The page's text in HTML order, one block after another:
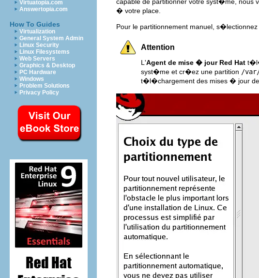
Virtuatopia.com
Answertopia.com
How To Guides
Virtualization
General System Admin
Linux Security
Linux Filesystems
Web Servers
Graphics & Desktop
PC Hardware
Windows
Problem Solutions
Privacy Policy
� votre place.
Pour le partitionnement manuel,
Attention
L'Agent de mise � jour Red Hat
syst�me et cr�ez une partition /
t�l�chargement des mises � jour